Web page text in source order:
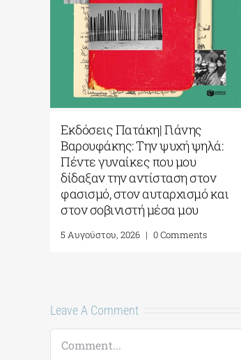
Εκδόσεις Πατάκη| Γιάνης
Βαρουφάκης: Την ψυχή
Πέντε γυναίκες που μου
δίδαξαν την αντίσταση
φασισμό, στον αυταρχισμό
στον σοβινιστή μέσα μου
5 Αυγούστου, 2026 | 0 Comments
Leave A Comment
Comment